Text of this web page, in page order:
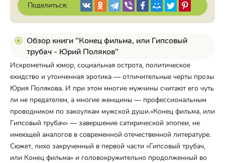
Поделиться:
Обзор книги "Конец фильма, или Гипсовый
трубач - Юрий Поляков"
Искрометный юмор, социальная острота, политическое
ехидство и утонченная эротика — отличительные черты прозы
Юрия Полякова. И при этом многие мужчины считают его чуть
ли не предателем, а многие женщины — профессиональным
проводником по закоулкам мужской души.«Конец фильма, или
Гипсовый трубач» — завершение сатирической эпопеи, не
имеющей аналогов в современной отечественной литературе.
Сюжет, лихо закрученный в первой части «Гипсовый трубач,
или Конец фильма» и головокружительно продолженный во